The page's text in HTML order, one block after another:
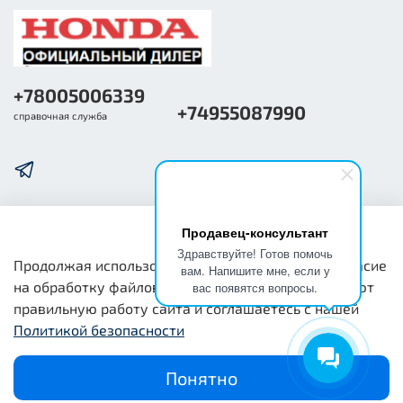
Продавец-консультант
Здравствуйте! Готов помочь
вам. Напишите мне, если у
вас появятся вопросы.
Общая информация
Юридическая информация
+78005006339
справочная служба +74955087990
Продолжая использовать наш сайт, вы даете согласие
на обработку файлов cookie, которые обеспечивают
правильную работу сайта и соглашаетесь с нашей
Политикой безопасности
Понятно